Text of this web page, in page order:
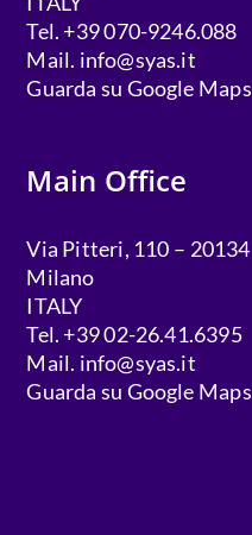
Tel. +39 070-9246.088
Mail. info@syas.it
Guarda su Google Maps
Main Office
Via Pitteri, 110 – 20134
Milano
ITALY
Tel. +39 02-26.41.6395
Mail. info@syas.it
Guarda su Google Maps